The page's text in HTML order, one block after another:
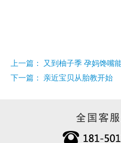
上一篇： 又到柚子季 孕妈馋嘴
下一篇： 亲近宝贝从胎教开始